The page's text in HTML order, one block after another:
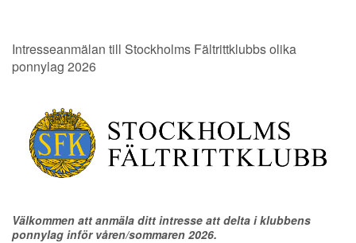
Intresseanmälan till Stockholms Fältrittklubbs olika
ponnylag 2026
Välkommen att anmäla ditt intresse att delta i klubbens
ponnylag inför våren/sommaren 2026.